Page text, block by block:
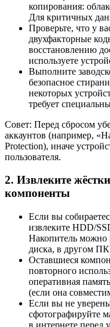
копирования:
Для критичных
Проверьте, что у
двухфакторные
восстановлению
используете
Выполните
безопасное
некоторых
требует
Совет: Перед сбросом
аккаунтов (например,
Protection), иначе
пользователя.
2. Извлеките
компоненты
Если вы
извлеките HDD/
Накопитель можно
диска, в другом
Оставшиеся
повторного
оперативная
(если она
Если вы не
сфотографируйте